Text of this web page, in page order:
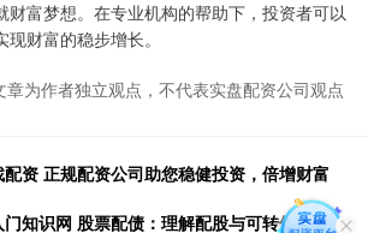
财富梦想。在专业机构的帮助下，投资者可以
财富的稳步增长。
章为作者独立观点，不代表实盘配资公司观点
资 正规配资公司助您稳健投资，倍增财富
知识网 股票配债：理解配股与可转债的双